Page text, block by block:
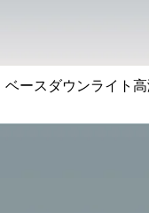
ベースダウンライト